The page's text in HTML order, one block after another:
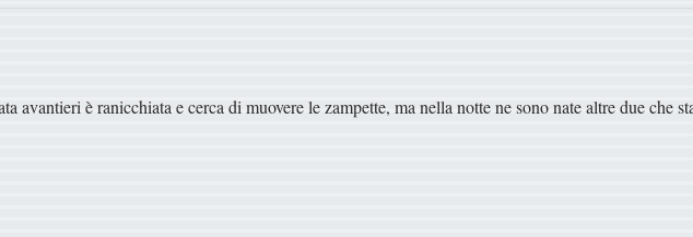
avantieri è ranicchiata e cerca di muovere le zampette, ma nella notte ne sono nate altre due che